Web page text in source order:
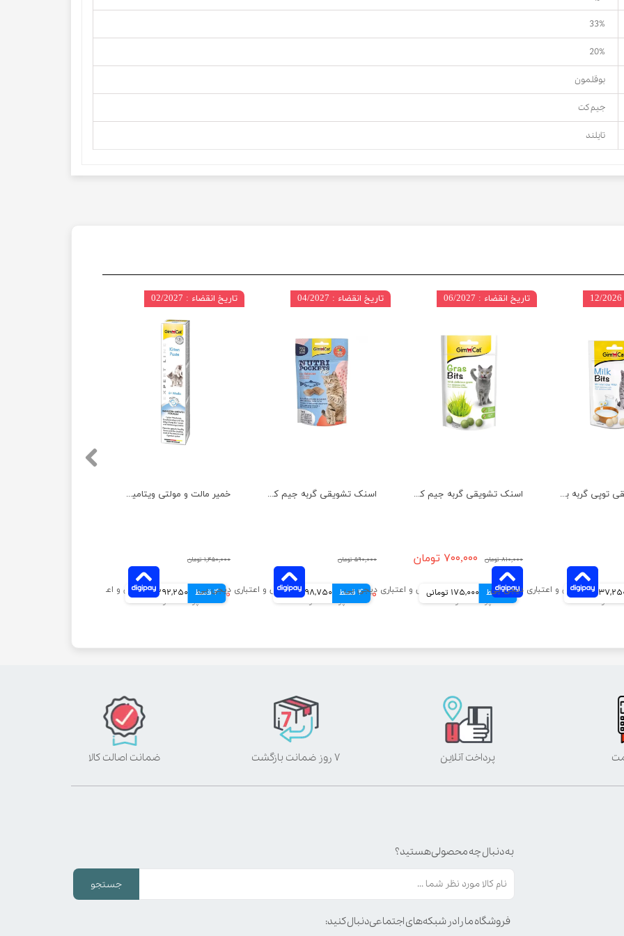
33%
20%
بوقلمون
جیم کت
تایلند
خمیر مالت و مولتی ویتامین بچه گربه جیم کت وزن 50 گرم
۱,۴۵۰,۰۰۰ تومان
۱,۱۶۹,۰۰۰ تومان
4 قسط 292,250 تومانی
تاریخ انقضاء : 02/2027
اسنک تشویقی گربه جیم کت بدون پروتئین حیوانی با طعم سالمون وزن 60 گرم
۵۹۰,۰۰۰ تومان
۳۹۵,۰۰۰ تومان
4 قسط 98,750 تومانی
تاریخ انقضاء : 04/2027
اسنک تشویقی گربه جیم کت با طعم علف گربه وزن 50 گرم
۸۱۰,۰۰۰ تومان ۷۰۰,۰۰۰ تومان
4 قسط 175,000 تومانی
تاریخ انقضاء : 06/2027
اسنک تشویقی توپی گربه با طعم شیر جیم کت وزن 50 گرم
تومانی
پرداخت آنلاین ۷ روز ضمانت بازگشت ضمانت اصالت کالا
به دنبال چه محصولی هستید؟
جستجو
فروشگاه ما را در شبکه‌های اجتماعی دنبال کنید: